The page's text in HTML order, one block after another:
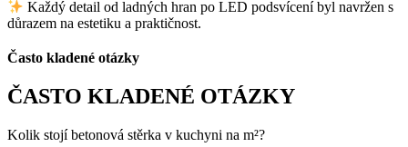
Každý detail od ladných hran po LED podsvícení byl navržen s
důrazem na estetiku a praktičnost.
Často kladené otázky
ČASTO KLADENÉ OTÁZKY
Kolik stojí betonová stěrka v kuchyni na m²?